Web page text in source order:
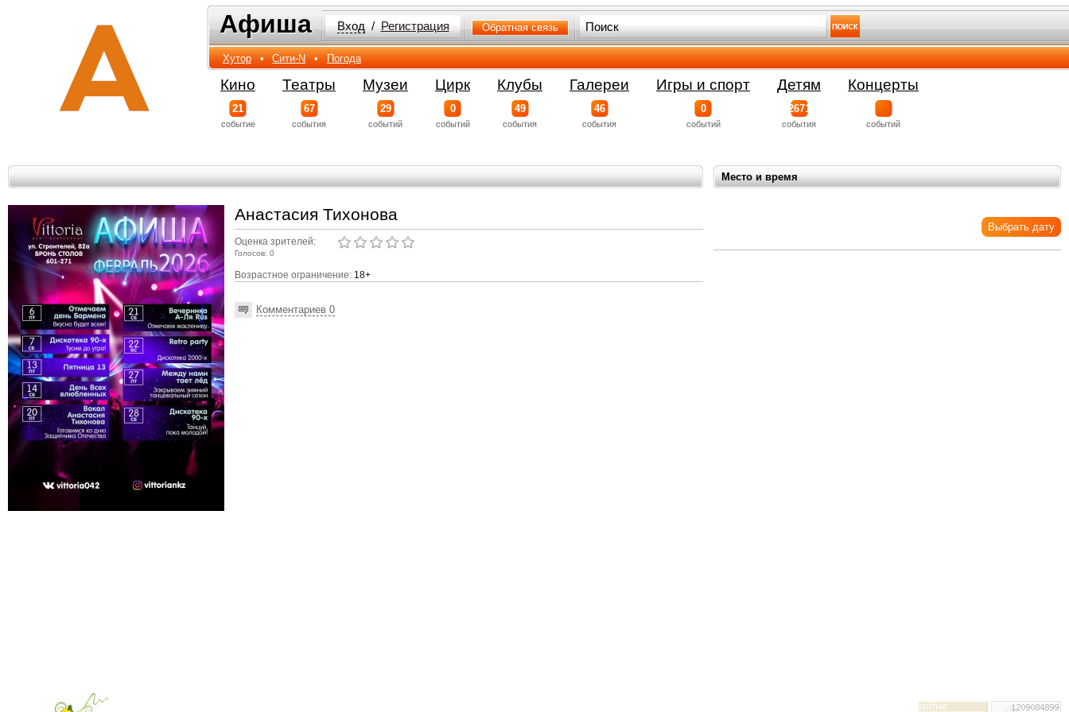
Афиша
Афиша Вход / Регистрация Обратная связь
Хутор • Сити-N • Погода
Кино
21
событиe
Театры
67
события
Музеи
29
событий
Цирк
0
событий
Клубы
49
события
Галереи
46
события
Игры и спорт
0
событий
Детям
2671
события
Концерты
событий
Место и время
Выбрать дату
Анастасия Тихонова
Оценка зрителей:
Голосов: 0
Возрастное ограничение: 18+
Комментариев 0